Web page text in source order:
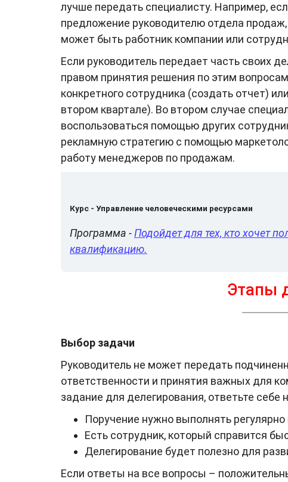
лучше передать специалисту. Например,
предложение руководителю отдела
может быть работник компании или
Если руководитель передает часть своих
правом принятия решения по этим
конкретного сотрудника (создать отчет)
втором квартале). Во втором случае
воспользоваться помощью других
рекламную стратегию с помощью
работу менеджеров по продажам.
Курс - Управление человеческими ресурсами
Программа -Подойдет для тех, кто хочет
квалификацию.
Этапы
Выбор задачи
Руководитель не может передать
ответственности и принятия важных для
задание для делегирования, ответьте себе
Поручение нужно выполнять
Есть сотрудник, который справится
Делегирование будет полезно для
Если ответы на все вопросы –